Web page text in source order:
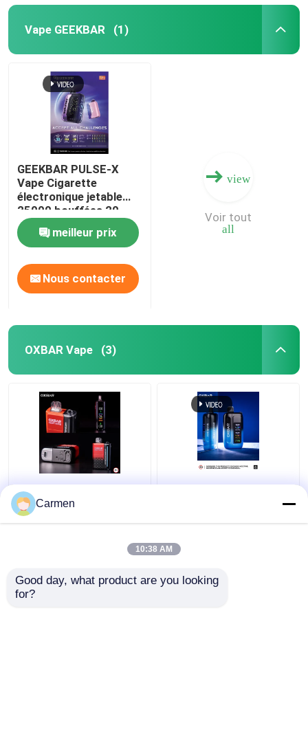
Vape GEEKBAR (1)
GEEKBAR PULSE-X
Vape Cigarette
électronique jetable
25000 bouffées 20
saveurs Le premier
écran incurvé au
monde
meilleur prix
Nous contacter
view
all
Voir tout
OXBAR Vape (3)
OXBAR MAGIC MAZE2
Vapor jetable 30000
Puffs Matériel de
20 saveurs 90*53*23
OXBAR ICE NIC 35000
Bouffées jetables Vape
Carmen
10:38 AM
Good day, what product are you looking
for?